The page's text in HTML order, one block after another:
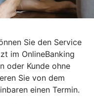
Sie den Service
im OnlineBanking
oder Kunde ohne
Sie von dem
einen Termin.